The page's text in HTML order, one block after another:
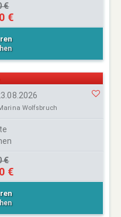
€
€
Wolfsbruch
€
€